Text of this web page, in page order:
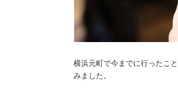
横浜元町で今までに行ったこ
みました。